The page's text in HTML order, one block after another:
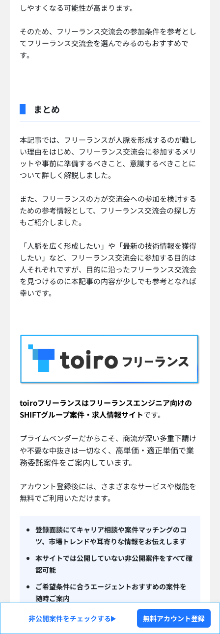
しやすくなる可能性が高まります。
そのため、フリーランス交流会の参加条件を参考とし
てフリーランス交流会を選んでみるのもおすすめで
す。
まとめ
本記事では、フリーランスが人脈を形成するのが難し
い理由をはじめ、フリーランス交流会に参加するメリ
ットや事前に準備するべきこと、意識するべきことに
ついて詳しく解説しました。
また、フリーランスの方が交流会への参加を検討する
ための参考情報として、フリーランス交流会の探し方
もご紹介しました。
「人脈を広く形成したい」や「最新の技術情報を獲得
したい」など、フリーランス交流会に参加する目的は
人それぞれですが、目的に沿ったフリーランス交流会
を見つけるのに本記事の内容が少しでも参考となれば
幸いです。
toiroフリーランスはフリーランスエンジニア向けの
SHIFTグループ案件・求人情報サイトです。
プライムベンダーだからこそ、商流が深い多重下請け
や不要な中抜きは一切なく、 高単価・適正単価で業
務委託案件をご案内しています。
アカウント登録後には、さまざまなサービスや機能を
無料でご利用いただけます。
登録面談にてキャリア相談や案件マッチングのコ
ツ、市場トレンドや耳寄りな情報をお伝えします
本サイトでは公開していない非公開案件をすべて確
認可能
ご希望条件に合うエージェントおすすめの案件を
随時ご案内
非公開案件をチェックする 無料アカウント登録